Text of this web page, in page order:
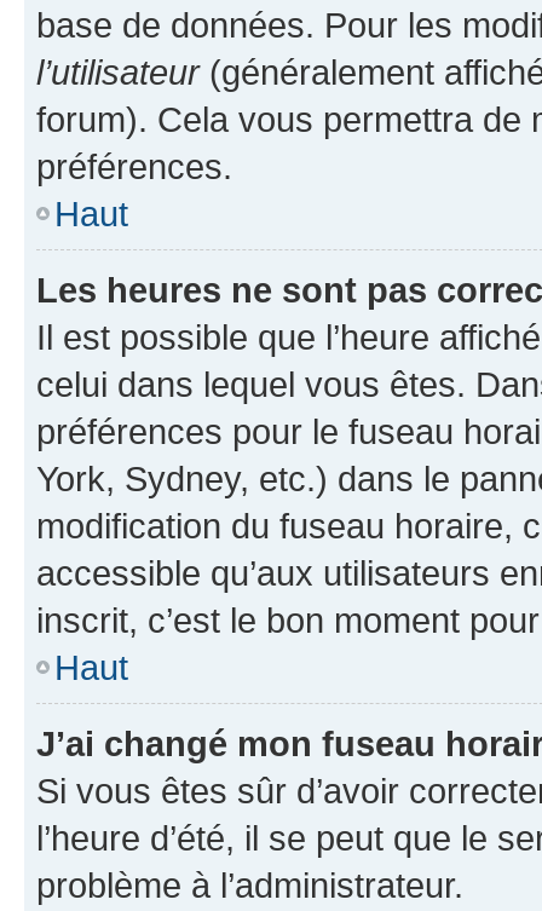
base de données. Pour les
l’utilisateur(généralement
forum). Cela vous permettra de
préférences.
Haut
Les heures ne sont pas
Il est possible que l’heure
celui dans lequel vous êtes.
préférences pour le fuseau
York, Sydney, etc.) dans le
modification du fuseau horaire,
accessible qu’aux utilisateurs
inscrit, c’est le bon moment
Haut
J’ai changé mon fuseau
Si vous êtes sûr d’avoir
l’heure d’été, il se peut que le
problème à l’administrateur.